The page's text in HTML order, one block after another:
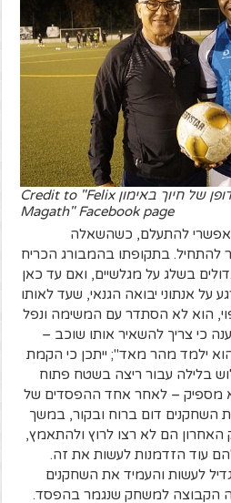
מגאת' ברגע יוצא דופן של חיוך באימון Credit to "Felix
Magath" Facebook page
אפשרי להתעלם, כשהשאלה
להתחיל. בתקופתו בהמבורג הכריח
בשלג על מגלשיים, ואם עד כאן
אנתוני יבואה הגנאי, שעד לאותו
הוא לא הסתדר עם המשימה ונפל
כי צריך להשאיר אותו שוכב –
הוא ילמד מהר מאד"; ייתכן כי הקמת
בלילה עבור ריצה בשטח פתוח
מספיק – לאחר אחד ההפסדים של
השחקנים דום ברוח ובקור, במשך
האחרון הם לא רצו לרוץ ולהתאמץ,
עוד הזדמנות לעשות את זה.
לעשות והעמיד את השחקנים
הקבוצה למשחק שנגמר בהפסד.